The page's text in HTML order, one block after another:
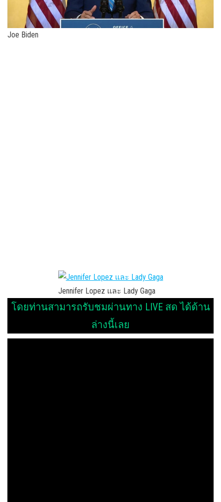
Joe Biden
Jennifer Lopez และ Lady Gaga
โดยท่านสามารถรับชมผ่านทาง LIVE สด ได้ด้าน
ล่างนี้เลย